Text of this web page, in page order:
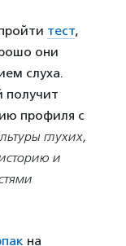
тест,
они
слуха.
получит
профиля с
глухих,
и
на